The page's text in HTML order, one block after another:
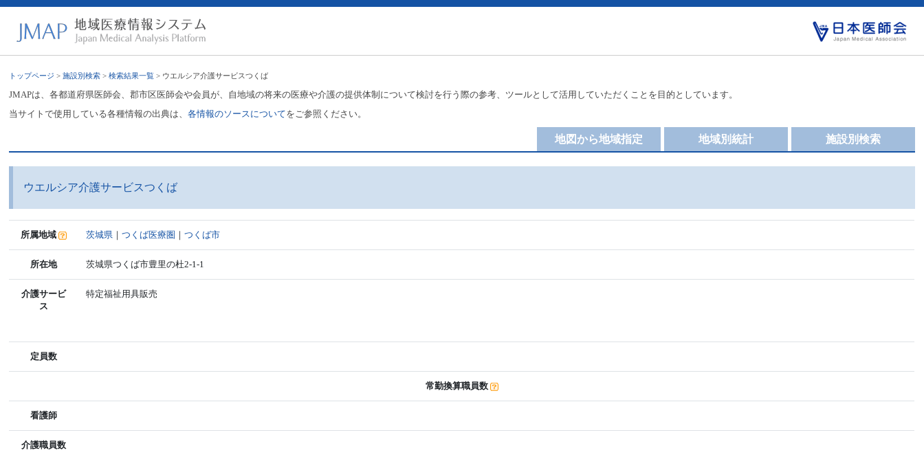
トップページ >施設別検索 >検索結果一覧 > ウエルシア介護サービスつくば
JMAPは、各都道府県医師会、郡市区医師会や会員が、自地域の将来の医療や介護の提供体制について検討を行う際の参考、ツールとして活用していただくことを目的としています。
当サイトで使用している各種情報の出典は、各情報のソースについてをご参照ください。
施設別検索
地域別統計
地図から地域指定
ウエルシア介護サービスつくば
所属地域 茨城県 ｜つくば医療圏 ｜つくば市
所在地 茨城県つくば市豊里の杜2-1-1
介護サービ
ス
特定福祉用具販売
定員数
常勤換算職員数
看護師
介護職員数